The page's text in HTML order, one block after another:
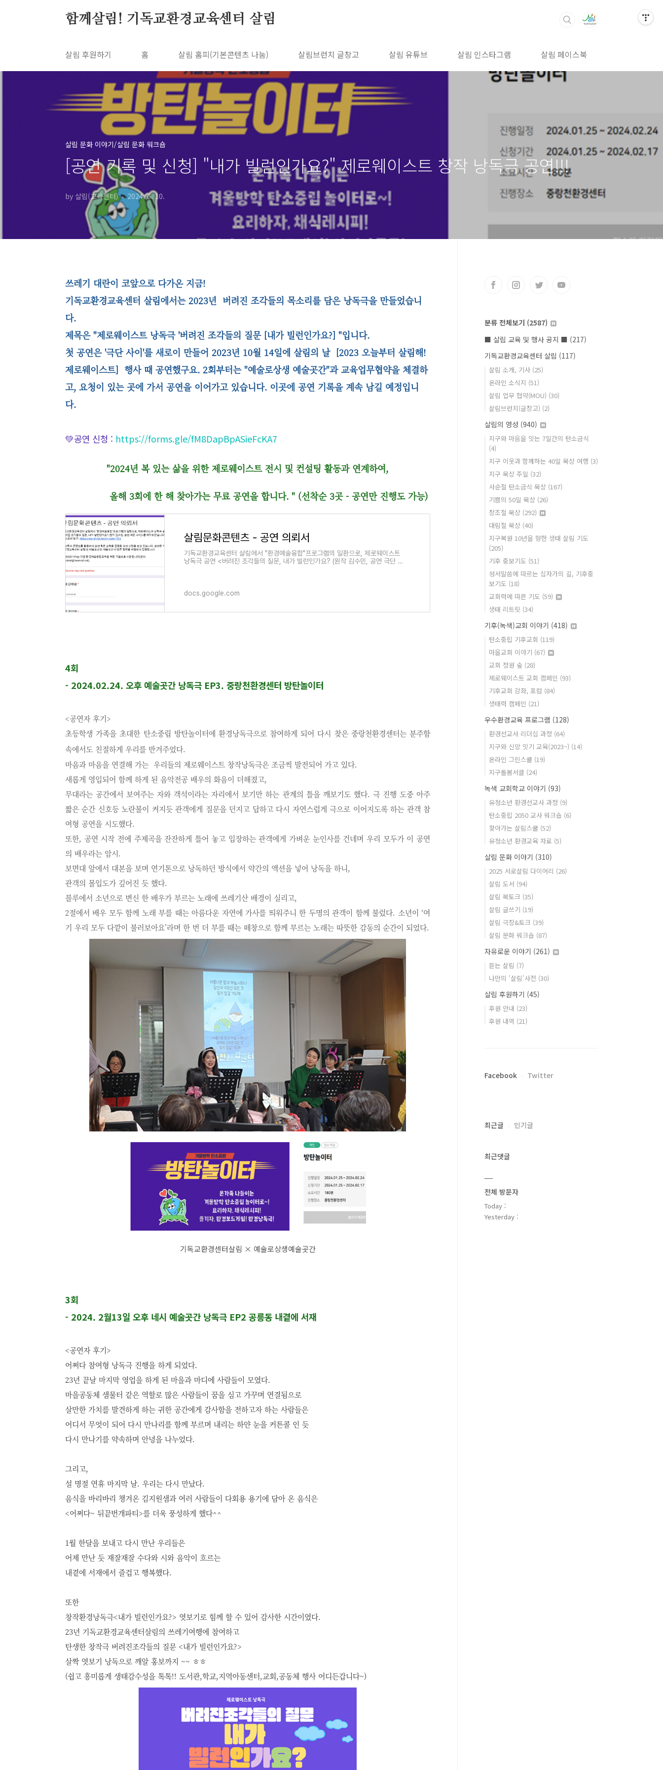
함께살림! 기독교환경교육센터 살림
살림 후원하기 홈 살림 홈피(기본콘텐츠 나눔) 살림브런치 글창고 살림 유튜브 살림 인스타그램 살림 페이스북
살림 문화 이야기/살림 문화 워크숍
[공연 기록 및 신청] "내가 빌런인가요?" 제로웨이스트 창작 낭독극 공연!!!
by 살림(교육센터) 2024. 6. 10.
쓰레기 대란이 코앞으로 다가온 지금!
기독교환경교육센터 살림에서는 2023년 버려진 조각들의 목소리를 담은 낭독극을 만들었습니
다.
제목은 "제로웨이스트 낭독극 '버려진 조각들의 질문 [내가 빌런인가요?] "입니다.
첫 공연은 '극단 사이'를 새로이 만들어 2023년 10월 14일에 살림의 날 [2023 오늘부터 살림해!
제로웨이스트] 행사 때 공연했구요. 2회부터는 "예술로상생 예술곳간"과 교육업무협약을 체결하
고, 요청이 있는 곳에 가서 공연을 이어가고 있습니다. 이곳에 공연 기록을 계속 남길 예정입니
다.
💚공연 신청 : https://forms.gle/fM8DapBpASieFcKA7
"2024년 복 있는 삶을 위한 제로웨이스트 전시 및 컨설팅 활동과 연계하여,
올해 3회에 한 해 찾아가는 무료 공연을 합니다. " (선착순 3곳 - 공연만 진행도 가능)
살림문화콘텐츠 - 공연 의뢰서
기독교환경교육센터 살림에서 "환경예술융합"프로그램의 일환으로, 제로웨이스트
낭독극 공연 <버려진 조각들의 질문, 내가 빌런인가요? (원작 김수민, 공연 극단 사
docs.google.com
4회
- 2024.02.24. 오후 예술곳간 낭독극 EP3. 중랑천환경센터 방탄놀이터
<공연자 후기>
초등학생 가족을 초대한 탄소중립 방탄놀이터에 환경낭독극으로 참여하게 되어 다시 찾은 중랑천환경센터는 분주함
속에서도 친절하게 우리를 반겨주었다.
마음과 마음을 연결해 가는 우리들의 제로웨이스트 창작낭독극은 조금씩 발전되어 가고 있다.
새롭게 영입되어 함께 하게 된 음악전공 배우의 화음이 더해졌고,
무대라는 공간에서 보여주는 자와 객석이라는 자리에서 보기만 하는 관계의 틀을 깨보기도 했다. 극 진행 도중 아주
짧은 순간 신호등 노란불이 켜지듯 관객에게 질문을 던지고 답하고 다시 자연스럽게 극으로 이어지도록 하는 관객 참
여형 공연을 시도했다.
또한, 공연 시작 전에 주제곡을 잔잔하게 틀어 놓고 입장하는 관객에게 가벼운 눈인사를 건네며 우리 모두가 이 공연
의 배우라는 암시.
보면대 앞에서 대본을 보며 연기톤으로 낭독하던 방식에서 약간의 액션을 넣어 낭독을 하니,
관객의 몰입도가 깊어진 듯 했다.
블루에서 소년으로 변신 한 배우가 부르는 노래에 쓰레기산 배경이 실리고,
2절에서 배우 모두 함께 노래 부를 때는 아름다운 자연에 가사를 띄워주니 한 두명의 관객이 함께 불렀다. 소년이 ‘여
기 우리 모두 다깥이 불러보아요’라며 한 번 더 부를 때는 떼창으로 함께 부르는 노래는 따뜻한 감동의 순간이 되었다.
기독교환경센터살림 × 예술로상생예술곳간
3회
- 2024. 2월13일 오후 네시 예술곳간 낭독극 EP2 공릉동 내곁에 서재
<공연자 후기>
어쩌다 참여형 낭독극 진행을 하게 되었다.
23년 끝날 마지막 영업을 하게 된 마을과 마디에 사람들이 모였다.
마을공동체 샘물터 같은 역할로 많은 사람들이 꿈을 심고 가꾸며 연결됨으로
살만한 가치를 발견하게 하는 귀한 공간에게 감사함을 전하고자 하는 사람들은
어디서 무엇이 되어 다시 만나리를 함께 부르며 내리는 하얀 눈을 커튼콜 인 듯
다시 만나기를 약속하며 안녕을 나누었다.
그리고,
설 명절 연휴 마지막 날. 우리는 다시 만났다.
음식을 바리바리 챙겨온 김지원샘과 여러 사람들이 다회용 용기에 담아 온 음식은
<어쩌다~ 뒤끝번개파티>를 더욱 풍성하게 했다^^
1월 한달을 보내고 다시 만난 우리들은
어제 만난 듯 재잘재잘 수다와 시와 음악이 흐르는
내곁에 서재에서 즐겁고 행복했다.
또한
창작환경낭독극<내가 빌런인가요?> 엿보기로 힘께 할 수 있어 감사한 시간이였다.
23년 기독교환경교육센터살림의 쓰레기여행에 참여하고
탄생한 창작극 버려진조각들의 질문 <내가 빌런인가요?>
살짝 엿보기 낭독으로 깨알 홍보까지 ~~ ㅎㅎ
(쉽고 흥미롭게 생태감수성을 톡톡!! 도서관,학교,지역아동센터,교회,공동체 행사 어디든갑니다~)
분류 전체보기 (2587)
■ 살림 교육 및 행사 공지 ■ (217)
기독교환경교육센터 살림 (117)
살림 소개, 기사 (25)
온라인 소식지 (51)
살림 업무 협약(MOU) (30)
살림브런치(글창고) (2)
살림의 영성 (940)
지구와 마음을 잇는 7일간의 탄소금식
(4)
지구 이웃과 함께하는 40일 묵상 여행 (3)
지구 묵상 주일 (32)
사순절 탄소금식 묵상 (167)
기쁨의 50일 묵상 (26)
창조절 묵상 (292)
대림절 묵상 (40)
지구복원 10년을 향한 생태 살림 기도
(205)
기후 중보기도 (51)
성서말씀에 따르는 십자가의 길, 기후중
보기도 (18)
교회력에 따른 기도 (59)
생태 리트릿 (34)
기후(녹색)교회 이야기 (418)
탄소중립 기후교회 (119)
마을교회 이야기 (67)
교회 정원 숲 (28)
제로웨이스트 교회 캠페인 (93)
기후교회 강좌, 포럼 (84)
생태력 캠페인 (21)
우수환경교육 프로그램 (128)
환경선교사 리더십 과정 (64)
지구와 신앙 잇기 교육(2023~) (14)
온라인 그린스쿨 (19)
지구돌봄서클 (24)
녹색 교회학교 이야기 (93)
유청소년 환경선교사 과정 (9)
탄소중립 2050 교사 워크숍 (6)
찾아가는 살림스쿨 (52)
유청소년 환경교육 자료 (5)
살림 문화 이야기 (310)
2025 서로살림 다이어리 (26)
살림 도서 (94)
살림 북토크 (35)
살림 글쓰기 (19)
살림 극장&토크 (39)
살림 문화 워크숍 (87)
자유로운 이야기 (261)
듣는 살림 (7)
나만의 '살림'사전 (30)
살림 후원하기 (45)
후원 안내 (23)
후원 내역 (21)
Facebook Twitter
최근글 인기글
최근댓글
전체 방문자
Today :
Yesterday :